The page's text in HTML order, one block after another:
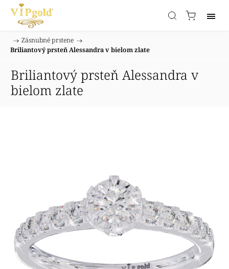
Domov
/ Zásnubné prstene /
Briliantový prsteň Alessandra v bielom zlate
Briliantový prsteň Alessandra v
bielom zlate